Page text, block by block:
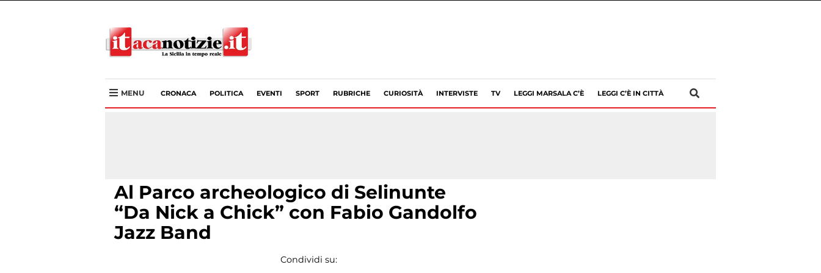
MENU CRONACA POLITICA EVENTI SPORT RUBRICHE CURIOSITÀ INTERVISTE TV LEGGI MARSALA C’È LEGGI C’È IN CITTÀ
Al Parco archeologico di Selinunte
“Da Nick a Chick” con Fabio Gandolfo
Jazz Band
Condividi su: